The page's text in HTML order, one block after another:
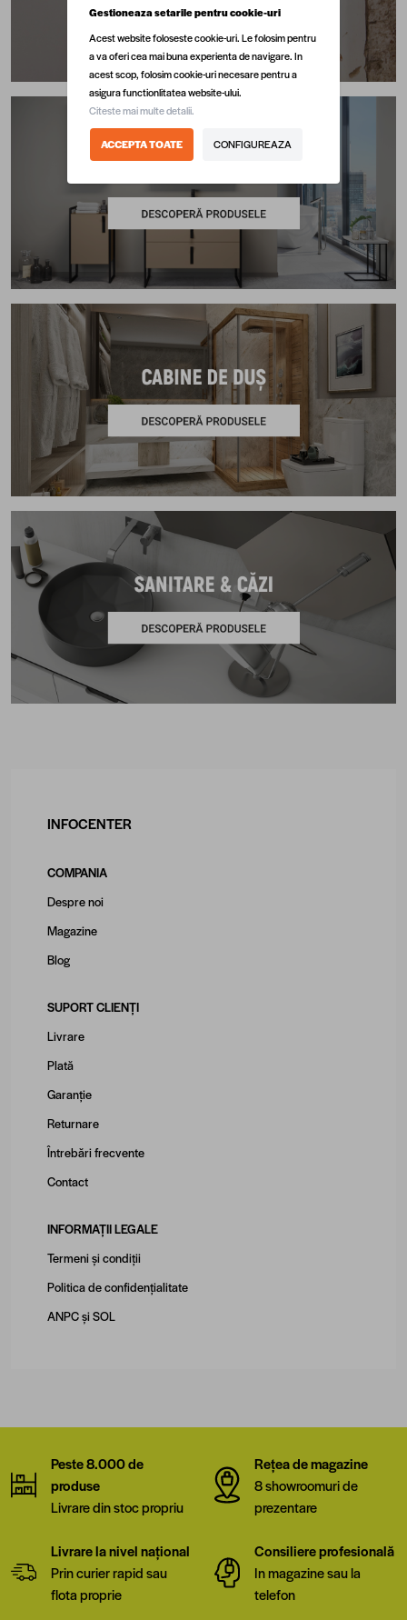
INFOCENTER
COMPANIA
Despre noi
Magazine
Blog
SUPORT CLIENȚI
Livrare
Plată
Garanție
Returnare
Întrebări frecvente
Contact
INFORMAȚII LEGALE
Termeni și condiții
Politica de confidențialitate
ANPCșiSOL
Peste 8.000 de
produse
Livrare din stoc propriu
Rețea de magazine
8 showroomuri de
prezentare
Livrare la nivel național
Prin curier rapid sau
flota proprie
Consiliere profesională
In magazine sau la
telefon
Gestioneaza setarile pentru cookie-uri
Acest website foloseste cookie-uri. Le folosim pentru
a va oferi cea mai buna experienta de navigare. In
acest scop, folosim cookie-uri necesare pentru a
asigura functionlitatea website-ului.
Citeste mai multe detalii.
ACCEPTA TOATE CONFIGUREAZA